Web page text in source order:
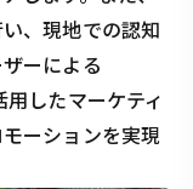
、現地での認知
ーによる
したマーケティ
ーションを実現